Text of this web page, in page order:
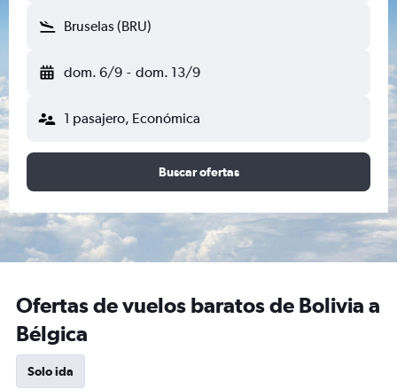
Bruselas (BRU)
dom. 6/9 - dom. 13/9
1 pasajero, Económica
Buscar ofertas
Ofertas de vuelos baratos de Bolivia a
Bélgica
Solo ida